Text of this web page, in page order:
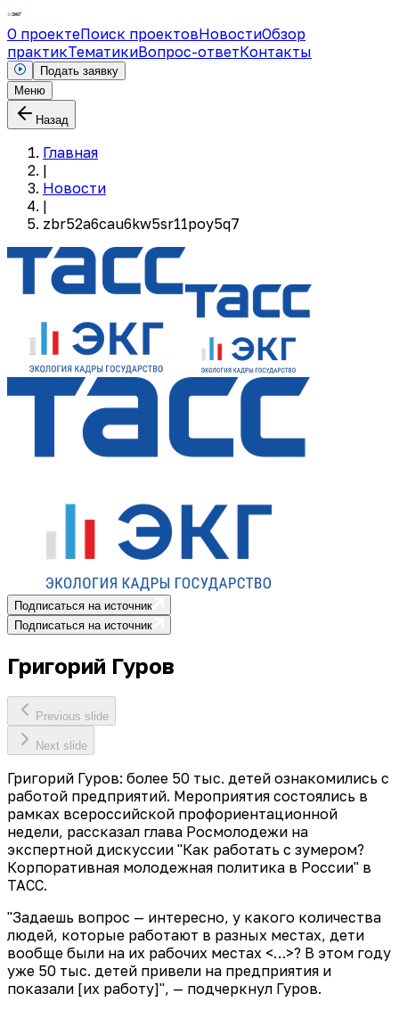
О проектеПоиск проектовНовостиОбзор
практикТематикиВопрос-ответКонтакты
Подать заявку
Меню
Назад
Главная
|
Новости
|
zbr52a6cau6kw5sr11poy5q7
Подписаться на источник
Подписаться на источник
Григорий Гуров
Previous slide
Next slide
Григорий Гуров: более 50 тыс. детей ознакомились с
работой предприятий. Мероприятия состоялись в
рамках всероссийской профориентационной
недели, рассказал глава Росмолодежи на
экспертной дискуссии "Как работать с зумером?
Корпоративная молодежная политика в России" в
ТАСС.
"Задаешь вопрос — интересно, у какого количества
людей, которые работают в разных местах, дети
вообще были на их рабочих местах <…>? В этом году
уже 50 тыс. детей привели на предприятия и
показали [их работу]", — подчеркнул Гуров.